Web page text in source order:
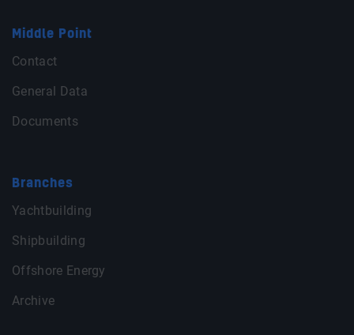
Middle Point
Contact
General Data
Documents
Branches
Yachtbuilding
Shipbuilding
Offshore Energy
Archive